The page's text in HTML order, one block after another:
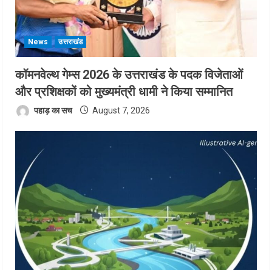
News उत्तराखंड
कॉमनवेल्थ गेम्स 2026 के उत्तराखंड के पदक विजेताओं
और प्रशिक्षकों को मुख्यमंत्री धामी ने किया सम्मानित
पहाड़ का सच August 7, 2026